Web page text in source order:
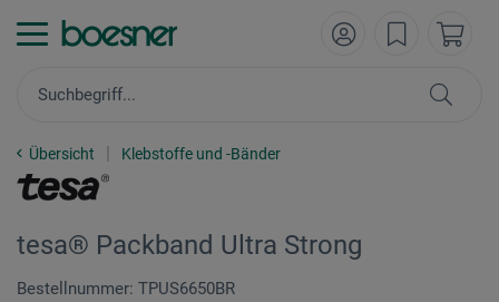
Übersicht Klebstoffe und -Bänder
tesa® Packband Ultra Strong
Bestellnummer: TPUS6650BR